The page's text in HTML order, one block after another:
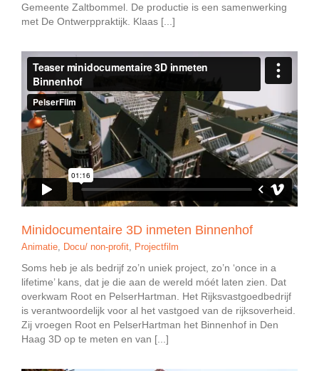
Gemeente Zaltbommel. De productie is een samenwerking
met De Ontwerppraktijk. Klaas [...]
Minidocumentaire 3D inmeten Binnenhof
Animatie Docu/ non-profit Projectfilm
Soms heb je als bedrijf zo’n uniek project, zo’n ‘once in a
lifetime’ kans, dat je die aan de wereld móét laten zien. Dat
overkwam Root en PelserHartman. Het Rijksvastgoedbedrijf
is verantwoordelijk voor al het vastgoed van de rijksoverheid.
Zij vroegen Root en PelserHartman het Binnenhof in Den
Haag 3D op te meten en van [...]